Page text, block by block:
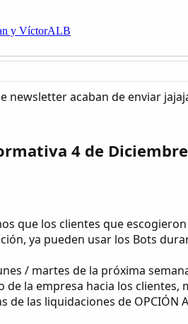
y VíctorALB
newsletter acaban de enviar
4 de Diciembre
que los clientes que
ya pueden usar los Bots
/ martes de la próxima
de la empresa hacia los
de las liquidaciones de OPCIÓN